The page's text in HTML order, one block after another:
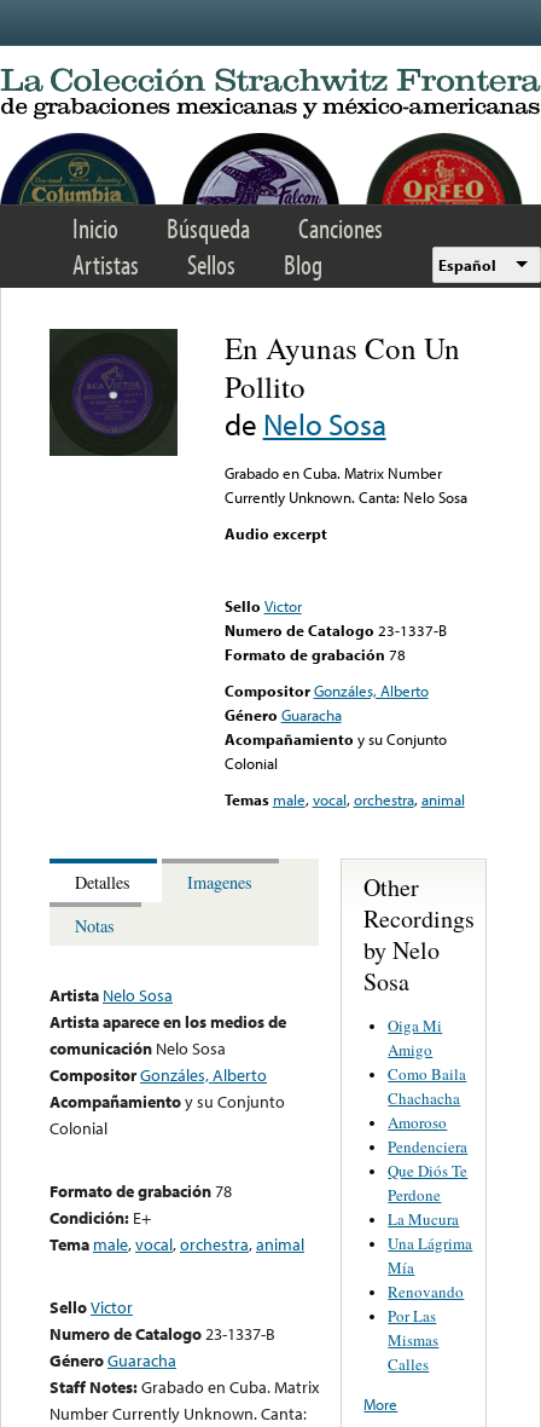
Inicio Búsqueda
Canciones
Artistas
Sellos Blog Español
En Ayunas Con Un
Pollito
de Nelo Sosa
Grabado en Cuba. Matrix Number
Currently Unknown. Canta: Nelo Sosa
Audio excerpt
Sello Victor
Numero de Catalogo 23-1337-B
Formato de grabación 78
Compositor Gonzáles, Alberto
Género Guaracha
Acompañamiento y su Conjunto
Colonial
Temas male,vocal,orchestra,animal
Detalles
Imagenes
Notas
Artista Nelo Sosa
Artista aparece en los medios de
comunicación Nelo Sosa
CompositorGonzáles, Alberto
Acompañamientoy su Conjunto
Colonial
Formato de grabación78
Condición: E+
Tema male,vocal,orchestra,animal
SelloVictor
Numero de Catalogo23-1337-B
GéneroGuaracha
Staff Notes:Grabado en Cuba. Matrix
Number Currently Unknown. Canta:
Other
Recordings
by Nelo
Sosa
Oiga Mi
Amigo
Como Baila
Chachacha
Amoroso
Pendenciera
Que Diós Te
Perdone
La Mucura
Una Lágrima
Mía
Renovando
Por Las
Mismas
Calles
More